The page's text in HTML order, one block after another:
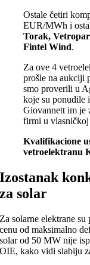
Ostale četiri
EUR/MWh i
Torak,
Fintel Wind.
Za ove 4
prošle na aukciji
smo proverili u
koje su ponudile
Giovannett im je
firmi u
Kvalifikacione
vetroelektranu
Izostanak
za solar
Za solarne elektrane
cenu od maksimalno
solar od 50 MW nije
OIE, kako vidi slabiju